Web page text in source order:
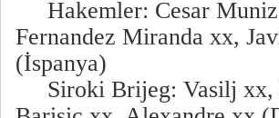
Hakemler: Cesar Muniz
Fernandez Miranda xx,
(İspanya)
Siroki Brijeg: Vasilj xx,